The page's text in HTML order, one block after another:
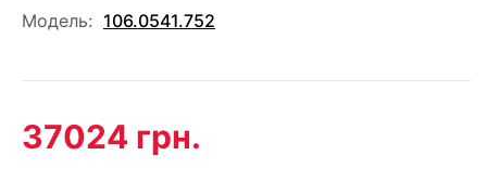
Модель: 106.0541.752
37024 грн.